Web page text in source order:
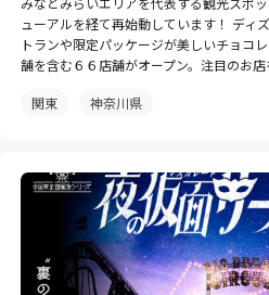
みなとみらいエリアを代表する観光スポ
ューアルを経て再始動しています！ ディ
トランや限定パッケージが美しいチョコ
舗を含む６６店舗がオープン。注目のお店
関東 神奈川県